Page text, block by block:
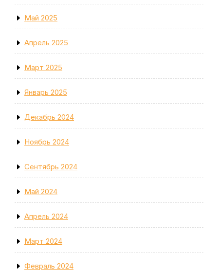
Май 2025
Апрель 2025
Март 2025
Январь 2025
Декабрь 2024
Ноябрь 2024
Сентябрь 2024
Май 2024
Апрель 2024
Март 2024
Февраль 2024